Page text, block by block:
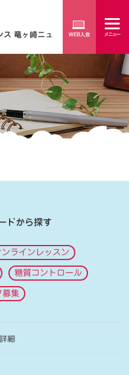
ス 竜ヶ崎ニュ
ドから探す
ンラインレッスン
糖質コントロール
募集
細